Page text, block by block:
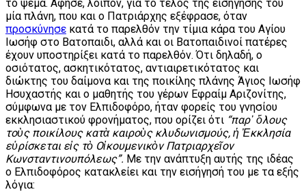
το ψέμα. Άφησε, λοιπόν, για το τέλος της εισήγησής του
μία πλάνη, που και ο Πατριάρχης εξέφρασε, όταν
προσκύνησε κατά το παρελθόν την τίμια κάρα του Αγίου
Ιωσήφ στο Βατοπαιδι, αλλά και οι Βατοπαιδινοί πατέρες
έχουν υποστηρίξει κατά το παρελθόν. Ότι δηλαδή, ο
οσιότατος, ασκητικότατος, αντιαιρετικότατος και
διώκτης του δαίμονα και της ποικίλης πλάνης Άγιος Ιωσήφ
Ησυχαστής και ο μαθητής του γέρων Εφραίμ Αριζονίτης,
σύμφωνα με τον Ελπιδοφόρο, ήταν φορείς του γνησίου
εκκλησιαστικού φρονήματος, που ορίζει ότι “παρ᾽ ὅλους
τοὺς ποικίλους κατὰ καιροὺς κλυδωνισμούς, ἡ Ἐκκλησία
εὑρίσκεται εἰς τὸ Οἰκουμενικὸν Πατριαρχεῖον
Κωνσταντινουπόλεως”. Με την ανάπτυξη αυτής της ιδέας
ο Ελπιδοφόρος κατακλείει και την εισήγησή του με τα εξής
λόγια: